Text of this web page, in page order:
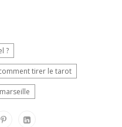
?
tirer le tarot